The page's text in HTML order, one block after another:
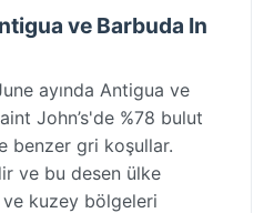
ve Barbuda In
ayında Antigua ve
John’s'de %78 bulut
benzer gri koşullar.
ve bu desen ülke
ve kuzey bölgeleri